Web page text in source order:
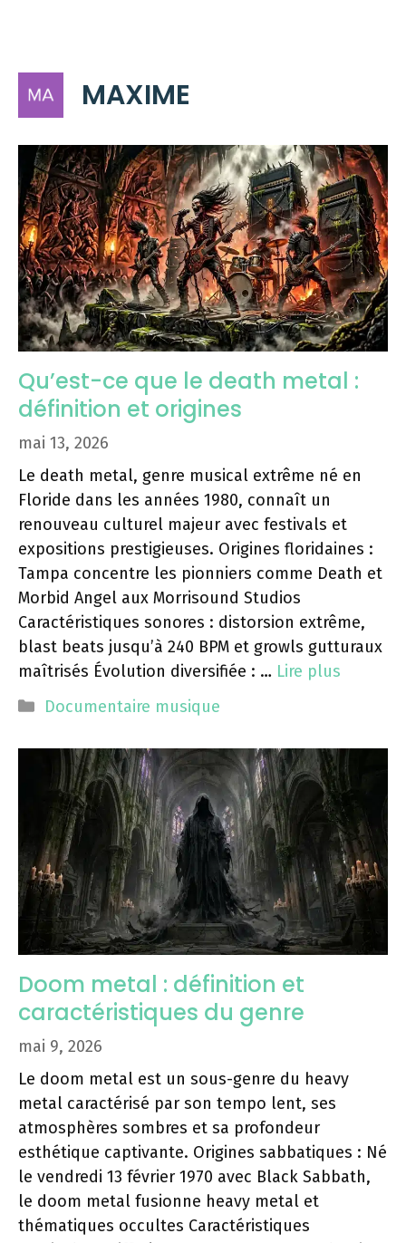
MAXIME
Qu’est-ce que le death metal :
définition et origines
mai 13, 2026
Le death metal, genre musical extrême né en
Floride dans les années 1980, connaît un
renouveau culturel majeur avec festivals et
expositions prestigieuses. Origines floridaines :
Tampa concentre les pionniers comme Death et
Morbid Angel aux Morrisound Studios
Caractéristiques sonores : distorsion extrême,
blast beats jusqu’à 240 BPM et growls gutturaux
maîtrisés Évolution diversifiée : … Lire plus
Catégories
Documentaire musique
Doom metal : définition et
caractéristiques du genre
mai 9, 2026
Le doom metal est un sous-genre du heavy
metal caractérisé par son tempo lent, ses
atmosphères sombres et sa profondeur
esthétique captivante. Origines sabbatiques : Né
le vendredi 13 février 1970 avec Black Sabbath,
le doom metal fusionne heavy metal et
thématiques occultes Caractéristiques